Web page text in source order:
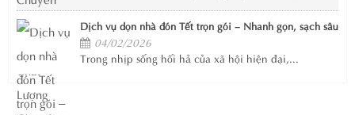
Dịch vụ dọn nhà đón Tết trọn gói – Nhanh gọn, sạch sâu
04/02/2026
Trong nhịp sống hối hả của xã hội hiện đại,...